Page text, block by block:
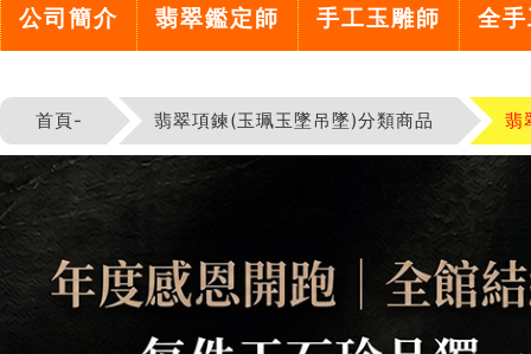
公司簡介 翡翠鑑定師 手工玉雕師 全
首頁- 翡翠項鍊(玉珮玉墜吊墜)分類商品 翡